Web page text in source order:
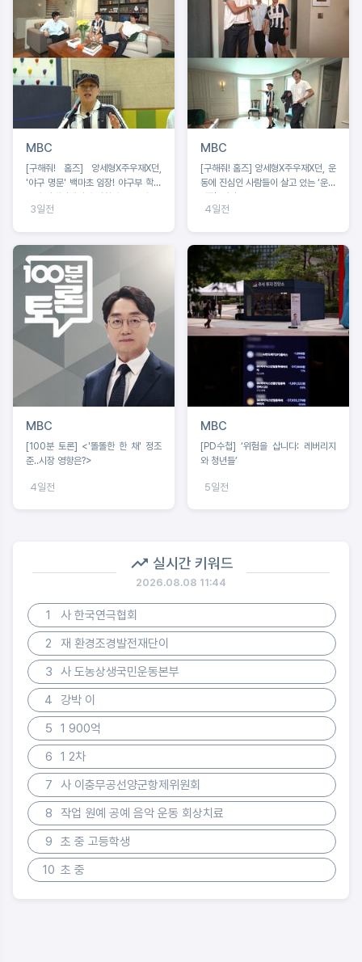
MBC
[구해줘! 홈즈] 양세형X주우재X던,
'야구 명문' 백마초 임장! 야구부 학생
3일전
MBC
[구해줘! 홈즈] 양세형X주우재X던, 운
동에 진심인 사람들이 살고 있는 ‘운동
4일전
MBC
[100분 토론] <'똘똘한 한 채' 정조
준‥시장 영향은?>
4일전
MBC
[PD수첩] ‘위험을 삽니다: 레버리지
와 청년들’
5일전
실시간 키워드
2026.08.08 11:44
1
사 한국연극협회
2
재 환경조경발전재단이
3
사 도농상생국민운동본부
4
강박 이
5
1 900억
6
1 2차
7
사 이충무공선양군항제위원회
8
작업 원예 공예 음악 운동 회상치료
9
초 중 고등학생
10 초 중